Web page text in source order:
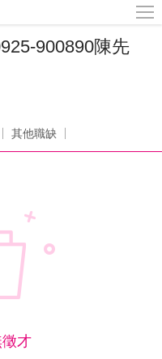
900890陳先
其他職缺
才